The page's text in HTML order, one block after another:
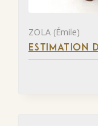
ZOLA (Émile)
ESTIMATION